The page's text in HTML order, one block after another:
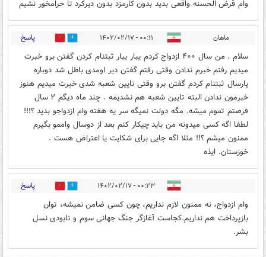
وام قرض الحسنه واقعی بدید بدون کارمزد بدون دیرکرد تا حرامخور نشیم
ماهان ۰۰:۱۱ - ۱۴۰۲/۰۲/۱۷ 0 پاسخ
سلام . من سال ۴۰۰ ازدواج کردم یبار یبار ثبتنام کردن گفتن برو خبرت
میدیم رفتم خبرم ندادن وقتی رفتم گفتن دیر اومدی باطل شد دوباره
پارسال ثبتنام کردم گفتن برو وقتی تایین شعبه شدی خبرت میدیم هنوز
خبرمون ندادن البته تایین شعبه هم نشدیمه . چند ماه دیگم ۲ سال
فرصتم تموم میشه. مگه دولت نمیگه سر یه هفته وام ازدواجو بدید ؟!!!
لطفا اگه کسی میدونه من باید چیکار کنم بعد از دوسال واممو بگیرم
ممنون میشم ؟!! مثلا اگه جایی برای شکایت یا اعتراض هست .
خوزستان. ایذه
۰۰:۲۳ - ۱۴۰۲/۰۲/۱۷ 0 پاسخ
وام ازدواج، نه ممنون لازم نداریم، چون کسی ضامن نمیشه، توان
بازپرداخت هم نداریم.کجاست آغازگر جنگ جهانی سوم و نابودی نسل
بشر.